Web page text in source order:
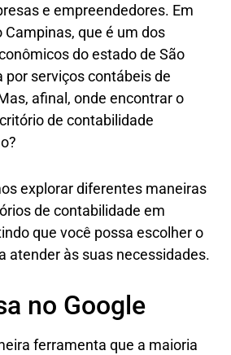
e empreendedores. Em
que é um dos
do estado de São
por serviços contábeis de
afinal, onde encontrar o
de contabilidade
explorar diferentes maneiras
de contabilidade em
que você possa escolher o
atender às suas necessidades.
no Google
ferramenta que a maioria